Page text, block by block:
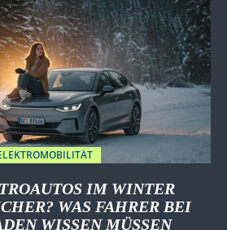
IM WINTER
WAS FAHRER BEI
WISSEN MÜSSEN